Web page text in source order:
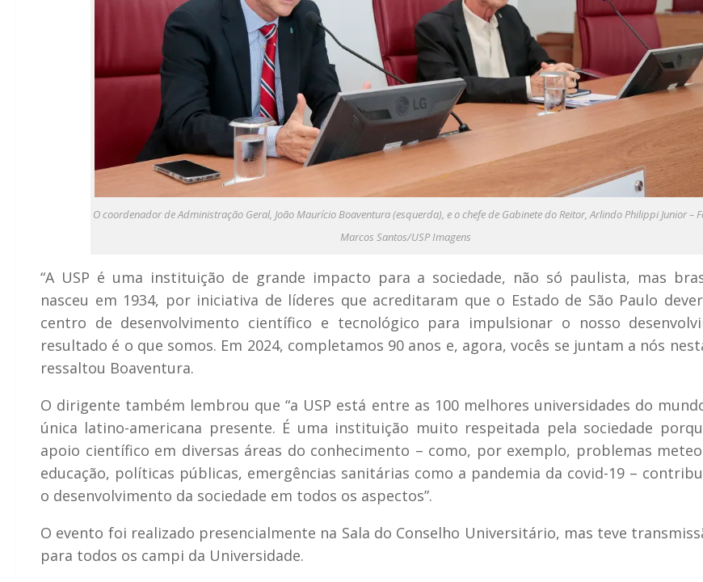
O coordenador de Administração Geral, João Maurício Boaventura (esquerda), e o chefe de Gabinete do Reitor, Arlindo Philippi Junior –
Marcos Santos/USP Imagens
“A USP é uma instituição de grande impacto para a sociedade, não só paulista, mas
nasceu em 1934, por iniciativa de líderes que acreditaram que o Estado de São Paulo
centro de desenvolvimento científico e tecnológico para impulsionar o nosso
resultado é o que somos. Em 2024, completamos 90 anos e, agora, vocês se juntam a nós
ressaltou Boaventura.
O dirigente também lembrou que “a USP está entre as 100 melhores universidades do
única latino-americana presente. É uma instituição muito respeitada pela sociedade
apoio científico em diversas áreas do conhecimento – como, por exemplo, problemas
educação, políticas públicas, emergências sanitárias como a pandemia da covid-19 –
o desenvolvimento da sociedade em todos os aspectos”.
O evento foi realizado presencialmente na Sala do Conselho Universitário, mas teve
para todos os campi da Universidade.